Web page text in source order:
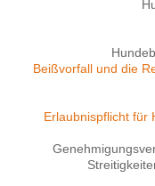
Beißvorfall und die
Erlaubnispflicht für